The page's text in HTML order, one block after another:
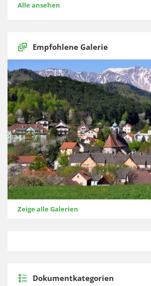
Alle ansehen
Empfohlene Galerie
Zeige alle Galerien
Dokumentkategorien